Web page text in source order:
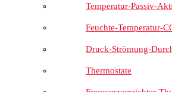
Temperatur-Passiv-
Feuchte-Temperatur-
Druck-Strömung-
Thermostate